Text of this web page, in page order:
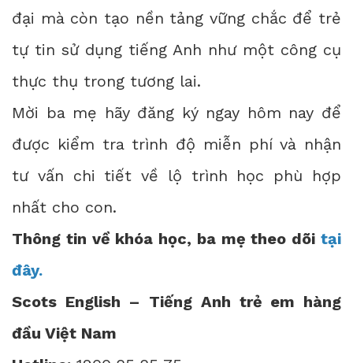
đại mà còn tạo nền tảng vững chắc để trẻ
tự tin sử dụng tiếng Anh như một công cụ
thực thụ trong tương lai.
Mời ba mẹ hãy đăng ký ngay hôm nay để
được kiểm tra trình độ miễn phí và nhận
tư vấn chi tiết về lộ trình học phù hợp
nhất cho con.
Thông tin về khóa học, ba mẹ theo dõi tại
đây.
Scots English – Tiếng Anh trẻ em hàng
đầu Việt Nam